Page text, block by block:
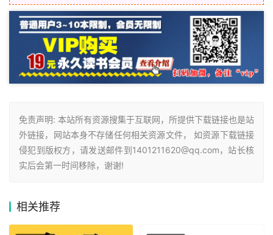
免责声明: 本站所有资源搜集于互联网，所提供下载链接也是站
外链接，网站本身不存储任何相关资源文件， 如资源下载链接
侵犯到版权方，请发送邮件到1401211620@qq.com，站长核
实后会第一时间移除，谢谢!
相关推荐